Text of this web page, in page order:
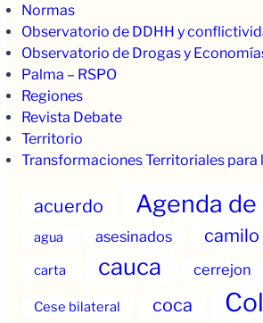
Normas
Observatorio de DDHH y
Observatorio de Drogas y
Palma – RSPO
Regiones
Revista Debate
Territorio
Transformaciones Territoriales para
acuerdo Agenda de
agua asesinados camilo
carta cauca cerrejon
Cese bilateral coca